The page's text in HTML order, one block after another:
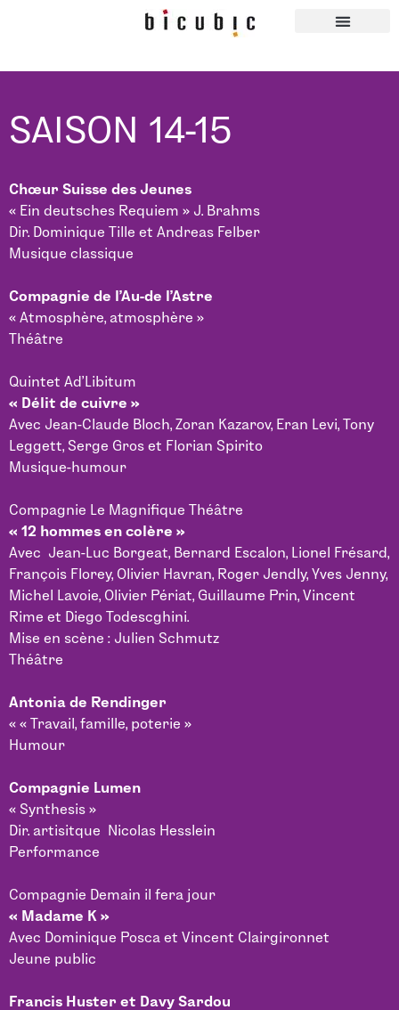
SAISON 14-15
Chœur Suisse des Jeunes
« Ein deutsches Requiem » J. Brahms
Dir. Dominique Tille et Andreas Felber
Musique classique
Compagnie de l’Au-de l’Astre
« Atmosphère, atmosphère »
Théâtre
Quintet Ad’Libitum
« Délit de cuivre »
Avec Jean-Claude Bloch, Zoran Kazarov, Eran Levi, Tony
Leggett, Serge Gros et Florian Spirito
Musique-humour
Compagnie Le Magnifique Théâtre
« 12 hommes en colère »
Avec Jean-Luc Borgeat, Bernard Escalon, Lionel Frésard,
François Florey, Olivier Havran, Roger Jendly, Yves Jenny,
Michel Lavoie, Olivier Périat, Guillaume Prin, Vincent
Rime et Diego Todescghini.
Mise en scène : Julien Schmutz
Théâtre
Antonia de Rendinger
« « Travail, famille, poterie »
Humour
Compagnie Lumen
« Synthesis »
Dir. artisitque Nicolas Hesslein
Performance
Compagnie Demain il fera jour
« Madame K »
Avec Dominique Posca et Vincent Clairgironnet
Jeune public
Francis Huster et Davy Sardou